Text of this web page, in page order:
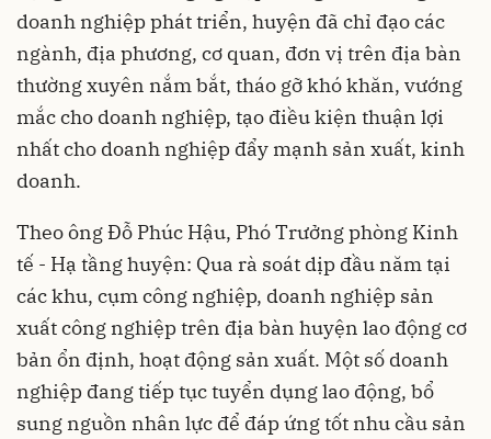
doanh nghiệp phát triển, huyện đã chỉ đạo các
ngành, địa phương, cơ quan, đơn vị trên địa bàn
thường xuyên nắm bắt, tháo gỡ khó khăn, vướng
mắc cho doanh nghiệp, tạo điều kiện thuận lợi
nhất cho doanh nghiệp đẩy mạnh sản xuất, kinh
doanh.
Theo ông Đỗ Phúc Hậu, Phó Trưởng phòng Kinh
tế - Hạ tầng huyện: Qua rà soát dịp đầu năm tại
các khu, cụm công nghiệp, doanh nghiệp sản
xuất công nghiệp trên địa bàn huyện lao động cơ
bản ổn định, hoạt động sản xuất. Một số doanh
nghiệp đang tiếp tục tuyển dụng lao động, bổ
sung nguồn nhân lực để đáp ứng tốt nhu cầu sản